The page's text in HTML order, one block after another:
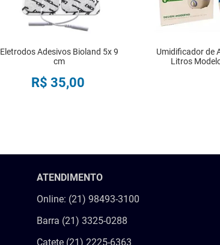
Eletrodos Adesivos Bioland 5x 9
cm
R$ 35,00
Umidificador de
Litros
ATENDIMENTO
Online: (21) 98493-3100
Barra (21) 3325-0288
Catete (21) 2225-6363